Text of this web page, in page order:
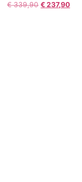
€339,90 €237,90